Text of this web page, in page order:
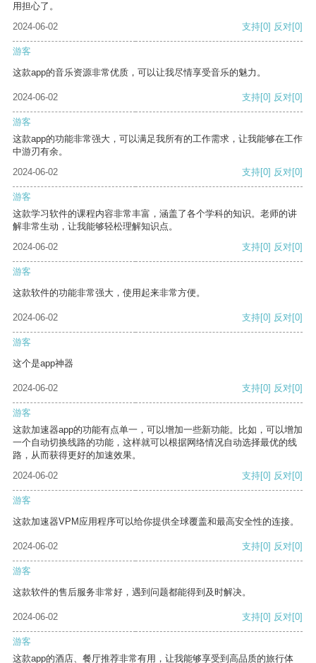
用担心了。
2024-06-02
支持[0] 反对[0]
游客
这款app的音乐资源非常优质，可以让我尽情享受音乐的魅力。
2024-06-02 支持[0] 反对[0]
游客
这款app的功能非常强大，可以满足我所有的工作需求，让我能够在工作
中游刃有余。
2024-06-02
支持[0] 反对[0]
游客
这款学习软件的课程内容非常丰富，涵盖了各个学科的知识。老师的讲
解非常生动，让我能够轻松理解知识点。
2024-06-02
支持[0] 反对[0]
游客
这款软件的功能非常强大，使用起来非常方便。
2024-06-02 支持[0] 反对[0]
游客
这个是app神器
2024-06-02 支持[0] 反对[0]
游客
这款加速器app的功能有点单一，可以增加一些新功能。比如，可以增加
一个自动切换线路的功能，这样就可以根据网络情况自动选择最优的线
路，从而获得更好的加速效果。
2024-06-02
支持[0] 反对[0]
游客
这款加速器VPM应用程序可以给你提供全球覆盖和最高安全性的连接。
2024-06-02 支持[0] 反对[0]
游客
这款软件的售后服务非常好，遇到问题都能得到及时解决。
2024-06-02 支持[0] 反对[0]
游客
这款app的酒店、餐厅推荐非常有用，让我能够享受到高品质的旅行体